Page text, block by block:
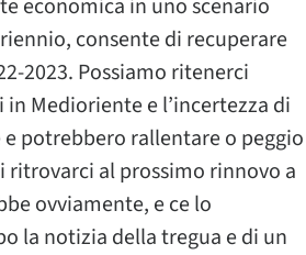
economica in uno scenario
consente di recuperare
2023. Possiamo ritenerci
Medioriente e l’incertezza di
potrebbero rallentare o peggio
ritrovarci al prossimo rinnovo a
ovviamente, e ce lo
la notizia della tregua e di un